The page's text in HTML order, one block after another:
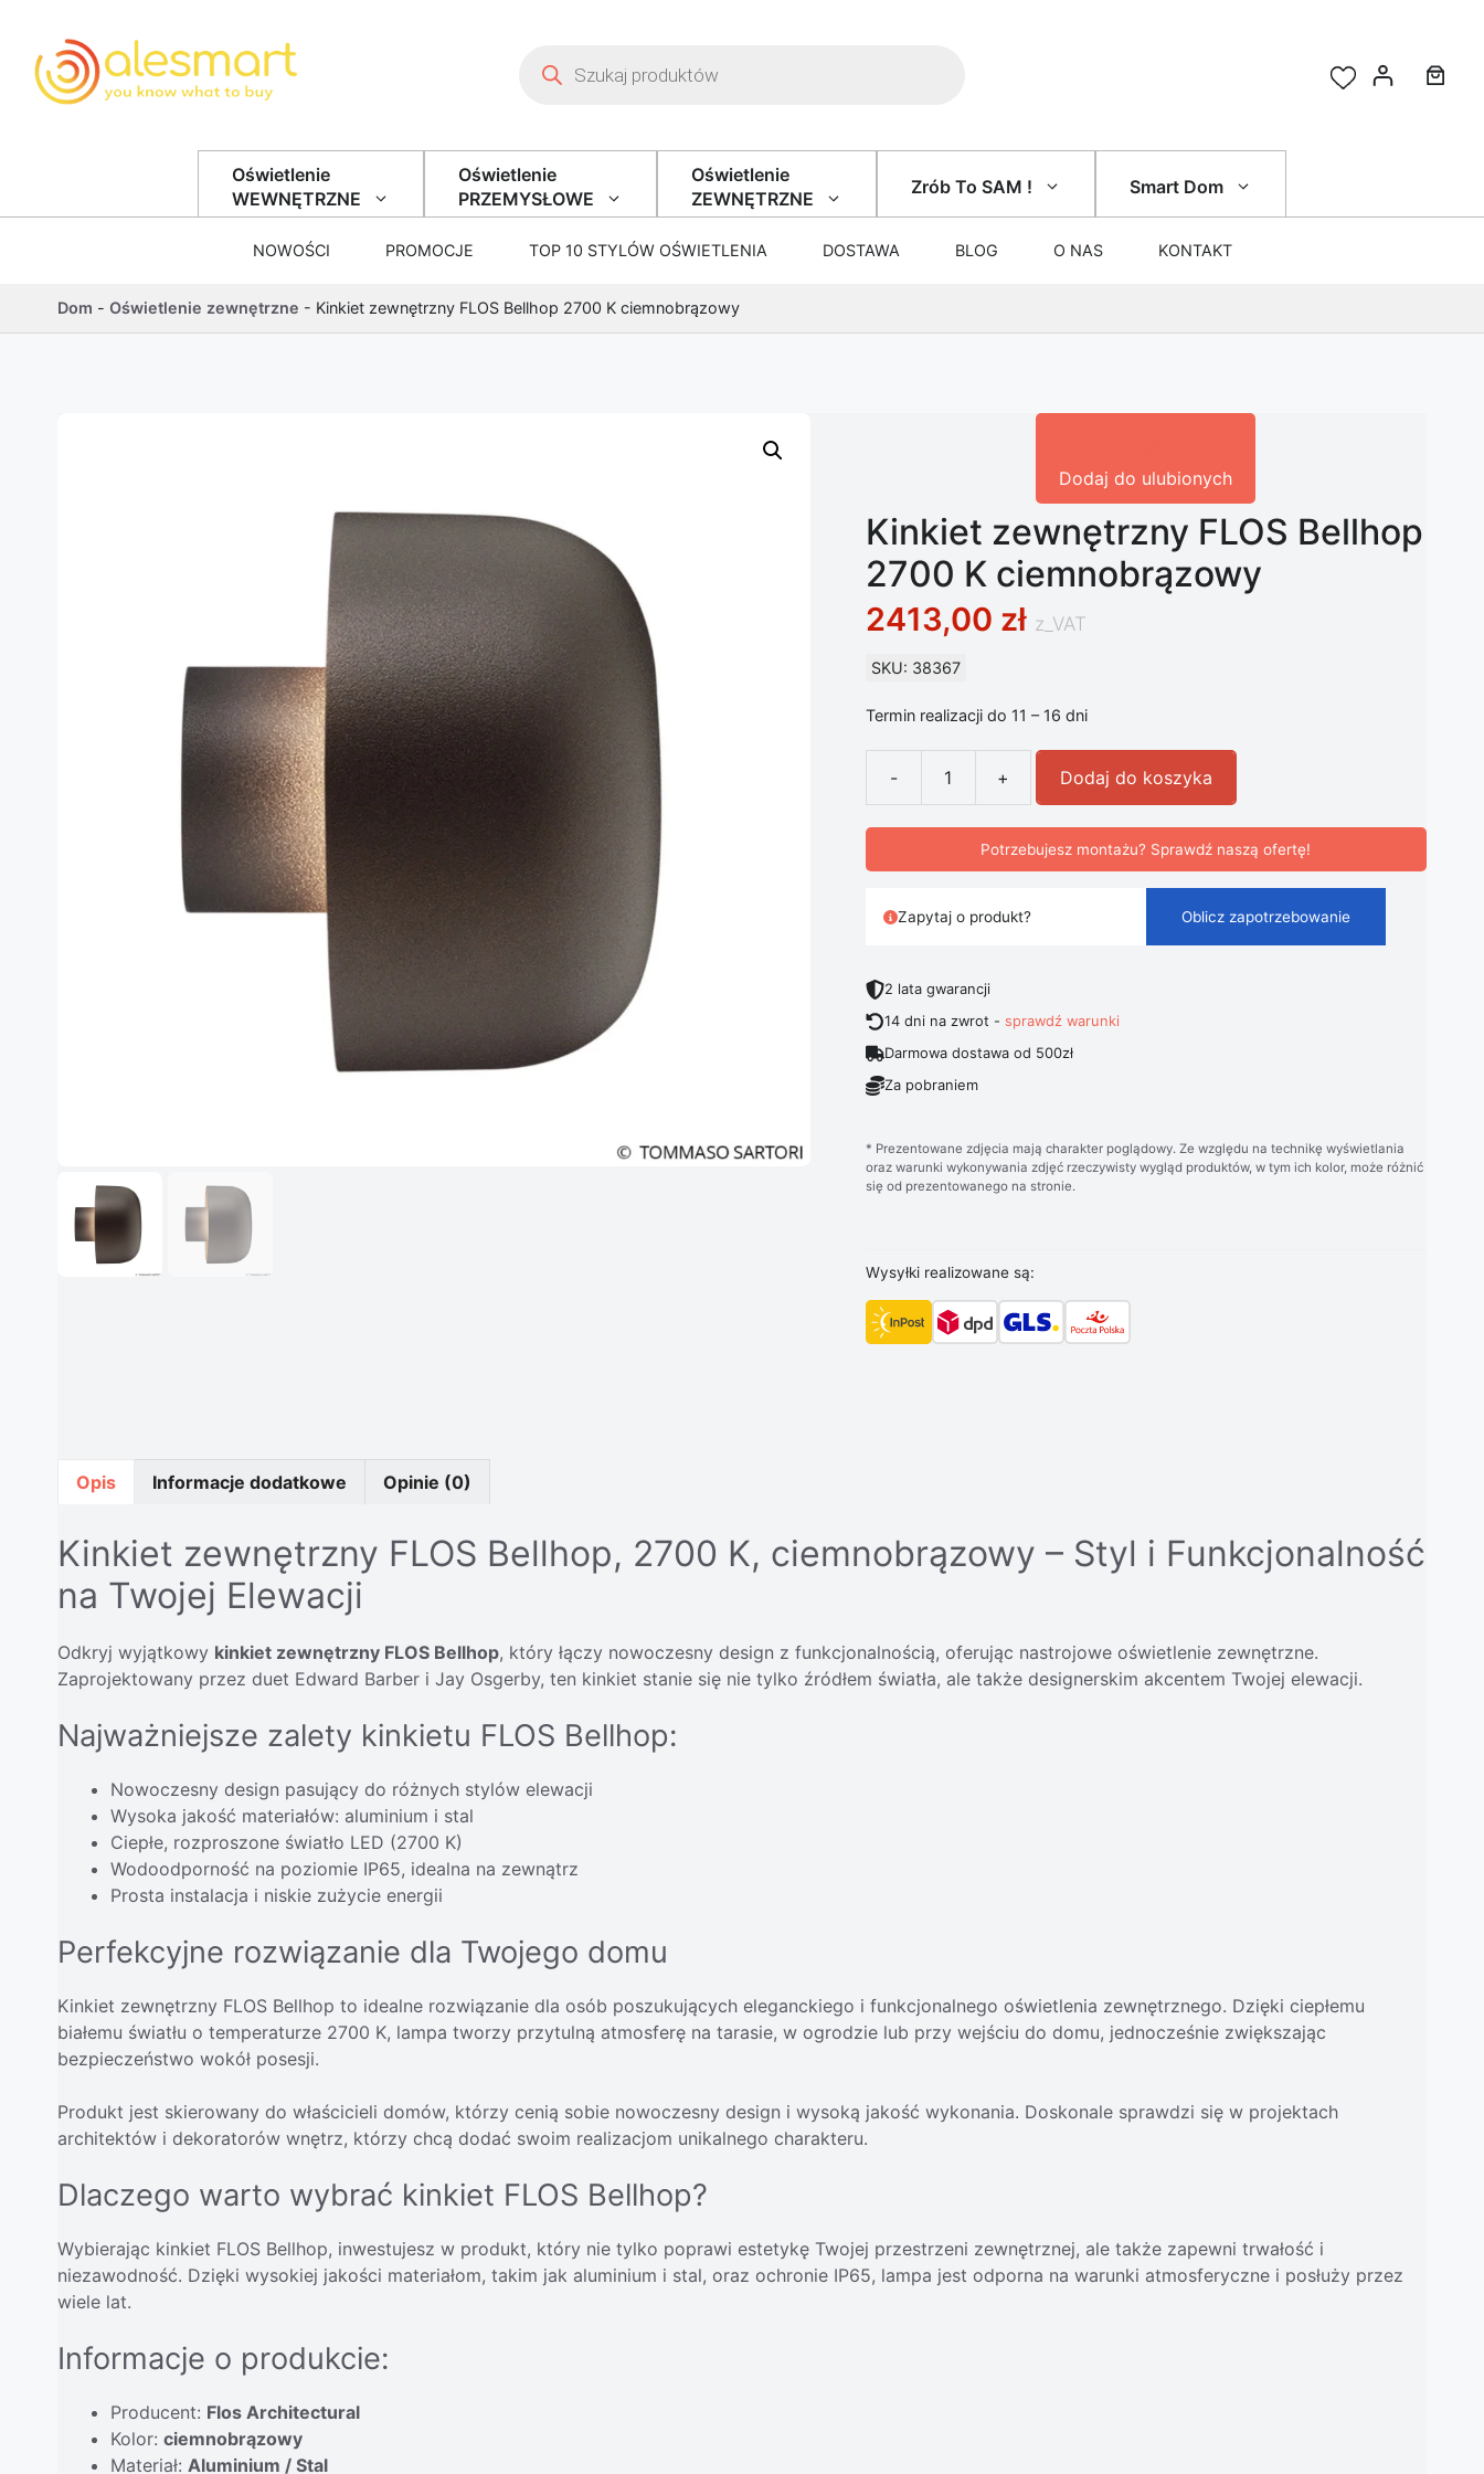
Oświetlenie
WEWNĘTRZNE
Oświetlenie
PRZEMYSŁOWE
Oświetlenie
ZEWNĘTRZNE
Zrób To SAM ! Smart Dom
NOWOŚCI PROMOCJE TOP 10 STYLÓW OŚWIETLENIA DOSTAWA BLOG O NAS KONTAKT
Dom - Oświetlenie zewnętrzne - Kinkiet zewnętrzny FLOS Bellhop 2700 K ciemnobrązowy
Dodaj do ulubionych
Kinkiet zewnętrzny FLOS Bellhop
2700 K ciemnobrązowy
2413,00 zł z_VAT
SKU: 38367
Termin realizacji do 11 – 16 dni
-
ilość Kinkiet zewnętrzny FLOS Bellhop 2700 K ciemnobrązowy
+ Dodaj do koszyka
Potrzebujesz montażu? Sprawdź naszą ofertę!
Zapytaj o produkt? Oblicz zapotrzebowanie
2 lata gwarancji
14 dni na zwrot -sprawdź warunki
Darmowa dostawa od 500zł
Za pobraniem
* Prezentowane zdjęcia mają charakter poglądowy. Ze względu na technikę wyświetlania
oraz warunki wykonywania zdjęć rzeczywisty wygląd produktów, w tym ich kolor, może różnić
się od prezentowanego na stronie.
Wysyłki realizowane są:
Opis Informacje dodatkowe Opinie (0)
Kinkiet zewnętrzny FLOS Bellhop, 2700 K, ciemnobrązowy – Styl i Funkcjonalność
na Twojej Elewacji
Odkryj wyjątkowy kinkiet zewnętrzny FLOS Bellhop, który łączy nowoczesny design z funkcjonalnością, oferując nastrojowe oświetlenie zewnętrzne.
Zaprojektowany przez duet Edward Barber i Jay Osgerby, ten kinkiet stanie się nie tylko źródłem światła, ale także designerskim akcentem Twojej elewacji.
Najważniejsze zalety kinkietu FLOS Bellhop:
Nowoczesny design pasujący do różnych stylów elewacji
Wysoka jakość materiałów: aluminium i stal
Ciepłe, rozproszone światło LED (2700 K)
Wodoodporność na poziomie IP65, idealna na zewnątrz
Prosta instalacja i niskie zużycie energii
Perfekcyjne rozwiązanie dla Twojego domu
Kinkiet zewnętrzny FLOS Bellhop to idealne rozwiązanie dla osób poszukujących eleganckiego i funkcjonalnego oświetlenia zewnętrznego. Dzięki ciepłemu
białemu światłu o temperaturze 2700 K, lampa tworzy przytulną atmosferę na tarasie, w ogrodzie lub przy wejściu do domu, jednocześnie zwiększając
bezpieczeństwo wokół posesji.
Produkt jest skierowany do właścicieli domów, którzy cenią sobie nowoczesny design i wysoką jakość wykonania. Doskonale sprawdzi się w projektach
architektów i dekoratorów wnętrz, którzy chcą dodać swoim realizacjom unikalnego charakteru.
Dlaczego warto wybrać kinkiet FLOS Bellhop?
Wybierając kinkiet FLOS Bellhop, inwestujesz w produkt, który nie tylko poprawi estetykę Twojej przestrzeni zewnętrznej, ale także zapewni trwałość i
niezawodność. Dzięki wysokiej jakości materiałom, takim jak aluminium i stal, oraz ochronie IP65, lampa jest odporna na warunki atmosferyczne i posłuży przez
wiele lat.
Informacje o produkcie:
Producent: Flos Architectural
Kolor: ciemnobrązowy
Materiał: Aluminium / Stal